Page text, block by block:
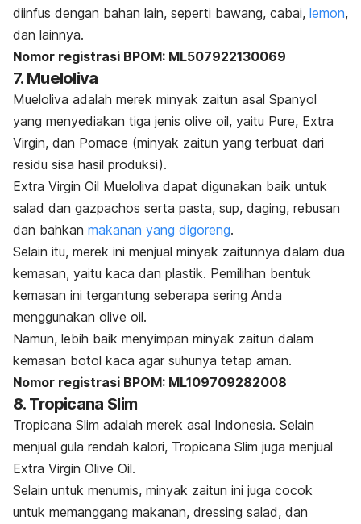
diinfus dengan bahan lain, seperti bawang, cabai, lemon,
dan lainnya.
Nomor registrasi BPOM: ML507922130069
7. Mueloliva
Mueloliva adalah merek minyak zaitun asal Spanyol
yang menyediakan tiga jenis olive oil, yaitu Pure, Extra
Virgin, dan Pomace (minyak zaitun yang terbuat dari
residu sisa hasil produksi).
Extra Virgin Oil Mueloliva dapat digunakan baik untuk
salad dan gazpachos serta pasta, sup, daging, rebusan
dan bahkan makanan yang digoreng.
Selain itu, merek ini menjual minyak zaitunnya dalam dua
kemasan, yaitu kaca dan plastik. Pemilihan bentuk
kemasan ini tergantung seberapa sering Anda
menggunakan olive oil.
Namun, lebih baik menyimpan minyak zaitun dalam
kemasan botol kaca agar suhunya tetap aman.
Nomor registrasi BPOM: ML109709282008
8. Tropicana Slim
Tropicana Slim adalah merek asal Indonesia. Selain
menjual gula rendah kalori, Tropicana Slim juga menjual
Extra Virgin Olive Oil.
Selain untuk menumis, minyak zaitun ini juga cocok
untuk memanggang makanan, dressing salad, dan